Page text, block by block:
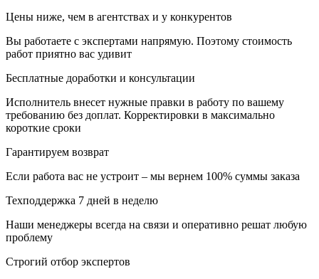
Цены ниже, чем в агентствах и у конкурентов
Вы работаете с экспертами напрямую. Поэтому стоимость
работ приятно вас удивит
Бесплатные доработки и консультации
Исполнитель внесет нужные правки в работу по вашему
требованию без доплат. Корректировки в максимально
короткие сроки
Гарантируем возврат
Если работа вас не устроит – мы вернем 100% суммы заказа
Техподдержка 7 дней в неделю
Наши менеджеры всегда на связи и оперативно решат любую
проблему
Строгий отбор экспертов